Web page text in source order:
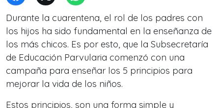
Durante la cuarentena, el rol de los padres con
los hijos ha sido fundamental en la enseñanza de
los más chicos. Es por esto, que la Subsecretaría
de Educación Parvularia comenzó con una
campaña para enseñar los 5 principios para
mejorar la vida de los niños.
Estos principios, son una forma simple y